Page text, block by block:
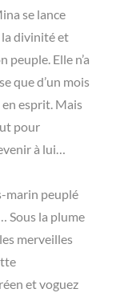
se lance
divinité et
Elle n’a
que d’un mois
esprit. Mais
pour
à lui…
marin peuplé
Sous la plume
merveilles
et voguez